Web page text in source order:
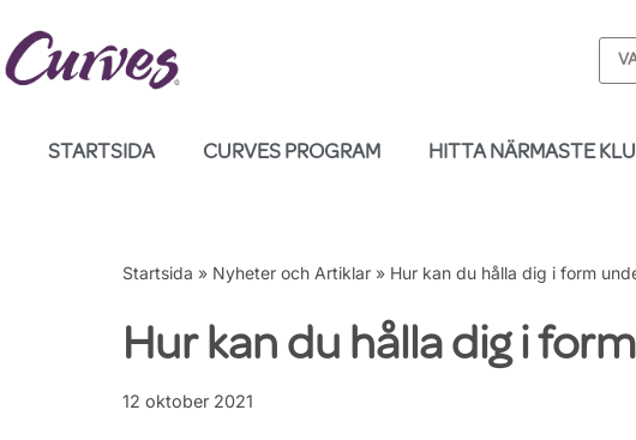
Hoppa
STARTSIDA CURVES PROGRAM HITTA NÄRMASTE
Startsida » Nyheter och Artiklar » Hur kan du hålla dig i form
Hur kan du hålla dig i
12 oktober 2021